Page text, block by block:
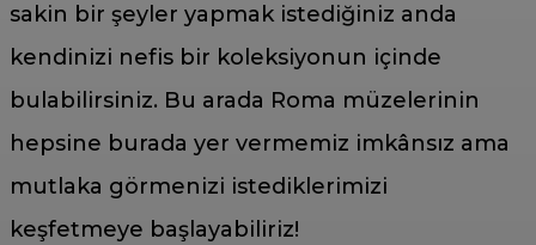
sakin bir şeyler yapmak istediğiniz anda
kendinizi nefis bir koleksiyonun içinde
bulabilirsiniz. Bu arada Roma müzelerinin
hepsine burada yer vermemiz imkânsız ama
mutlaka görmenizi istediklerimizi
keşfetmeye başlayabiliriz!